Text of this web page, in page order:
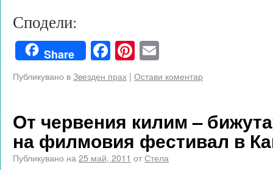
Сподели:
Share Facebook
Pinterest
Публикувано вЗвезден прах | Остави коментар
От червения килим –
на филмовия фестивал в
Публикувано на 25 май, 2011 отСтела